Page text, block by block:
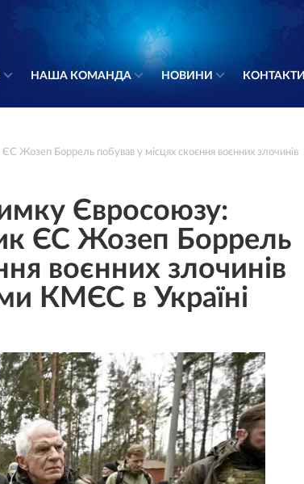
НАША КОМАНДА НОВИНИ КОНТАКТИ
Жозеп Боррель побував у місцях скоєння воєнних злочинів
Євросоюзу:
ЄС Жозеп Боррель
воєнних злочинів
КМЄС в Україні